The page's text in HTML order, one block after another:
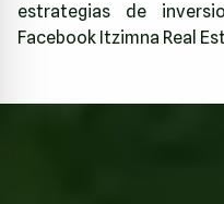
estrategias de
Facebook Itzimna Real